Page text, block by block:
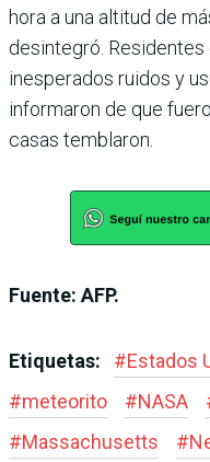
hora a una altitud de
desintegró. Residentes
inesperados ruidos y
informaron de que
casas temblaron.
Fuente: AFP.
Etiquetas: #Estados
#meteorito #NASA
#Massachusetts #